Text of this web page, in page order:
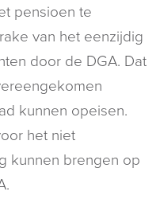
pensioen te
van het eenzijdig
door de DGA. Dat
kunnen opeisen.
het niet
kunnen brengen op